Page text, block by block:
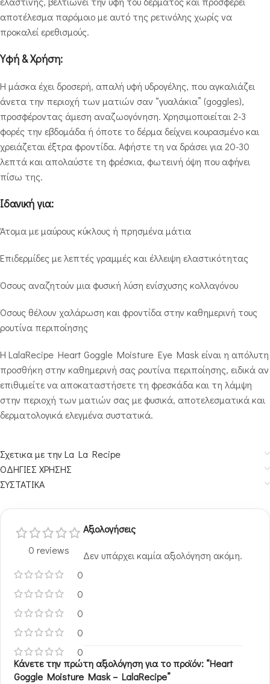
αποτέλεσμα παρόμοιο με αυτό της ρετινόλης χωρίς να
προκαλεί ερεθισμούς.
Υφή & Χρήση:
Η μάσκα έχει δροσερή, απαλή υφή υδρογέλης, που αγκαλιάζει
άνετα την περιοχή των ματιών σαν “γυαλάκια” (goggles),
προσφέροντας άμεση αναζωογόνηση. Χρησιμοποιείται 2-3
φορές την εβδομάδα ή όποτε το δέρμα δείχνει κουρασμένο και
χρειάζεται έξτρα φροντίδα. Αφήστε τη να δράσει για 20-30
λεπτά και απολαύστε τη φρέσκια, φωτεινή όψη που αφήνει
πίσω της.
Ιδανική για:
Άτομα με μαύρους κύκλους ή πρησμένα μάτια
Επιδερμίδες με λεπτές γραμμές και έλλειψη ελαστικότητας
Όσους αναζητούν μια φυσική λύση ενίσχυσης κολλαγόνου
Όσους θέλουν χαλάρωση και φροντίδα στην καθημερινή τους
ρουτίνα περιποίησης
Η LalaRecipe Heart Goggle Moisture Eye Mask είναι η απόλυτη
προσθήκη στην καθημερινή σας ρουτίνα περιποίησης, ειδικά αν
επιθυμείτε να αποκαταστήσετε τη φρεσκάδα και τη λάμψη
στην περιοχή των ματιών σας με φυσικά, αποτελεσματικά και
δερματολογικά ελεγμένα συστατικά.
Σχετικα με την La La Recipe
ΟΔΗΓΙΕΣ ΧΡΗΣΗΣ
ΣΥΣΤΑΤΙΚΑ
0 reviews
0
0
0
0
0
Αξιολογήσεις
Δεν υπάρχει καμία αξιολόγηση ακόμη.
Κάνετε την πρώτη αξιολόγηση για το προϊόν: “Heart
Goggle Moisture Mask – LalaRecipe”